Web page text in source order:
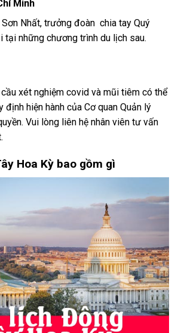
Minh
Sơn Nhất, trưởng đoàn chia tay Quý
tại những chương trình du lịch sau.
xét nghiệm covid và mũi tiêm có thể
hiện hành của Cơ quan Quản lý
Vui lòng liên hệ nhân viên tư vấn
Hoa Kỳ bao gồm gì